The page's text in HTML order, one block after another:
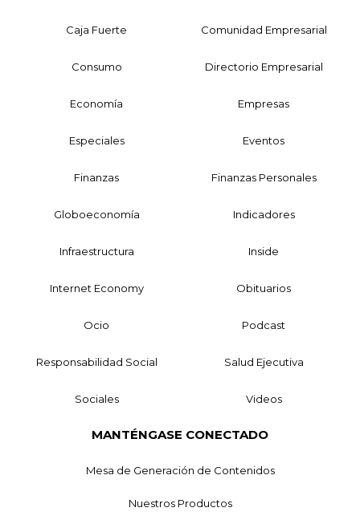
Caja Fuerte Comunidad Empresarial
Consumo Directorio Empresarial
Economía Empresas
Especiales Eventos
Finanzas Finanzas Personales
Globoeconomía Indicadores
Infraestructura Inside
Internet Economy Obituarios
Ocio Podcast
Responsabilidad Social Salud Ejecutiva
Sociales Videos
MANTÉNGASE CONECTADO
Mesa de Generación de Contenidos
Nuestros Productos